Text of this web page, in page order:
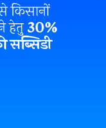
किसानों
हेतु30%